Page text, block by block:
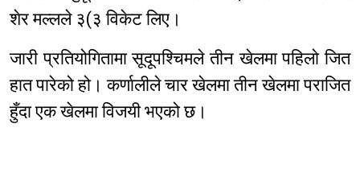
शेर मल्लले ३(३ विकेट लिए।
जारी प्रतियोगितामा सूदूपश्चिमले तीन खेलमा पहिलो जित
हात पारेको हो। कर्णालीले चार खेलमा तीन खेलमा पराजित
हुँदा एक खेलमा विजयी भएको छ।